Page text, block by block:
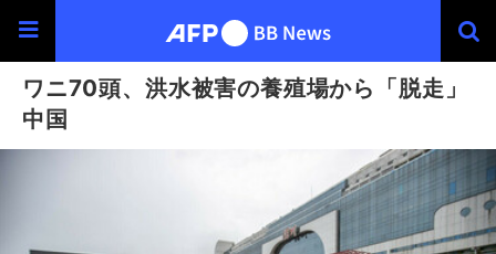
ワニ70頭、洪水被害の養殖場から「脱走」
中国